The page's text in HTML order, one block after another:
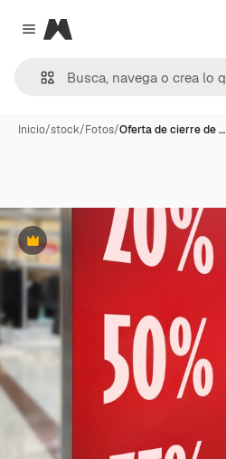
Close menu
Magnific
Inicio/stock/Fotos/Oferta de cierre de …
Premium